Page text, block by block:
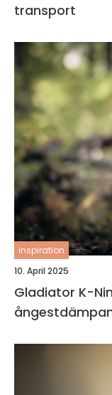
transport
inspiration
10. April 2025
Gladiator K-